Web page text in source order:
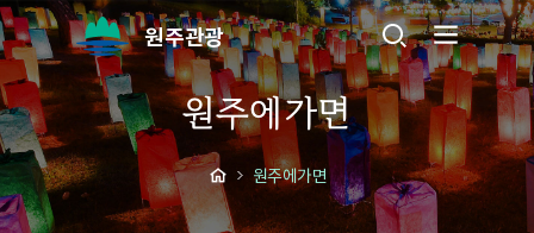
원주관광
원주에가면
원주에가면